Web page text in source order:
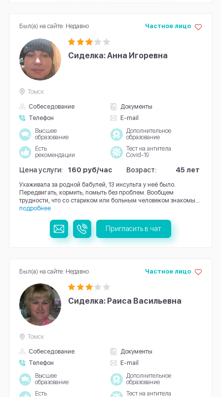
Сиделка: Анна Игоревна
Собеседование
Документы
Телефон
E-mail
Частное лицо
Томск
Высшее
образование
Дополнительное
образование
Есть
рекомендации
Тест на антитела
Covid-19
Цена услуги: 160 руб/час Возраст: 45 лет
Ухаживала за родной бабулей, 13 инсульта у неё было.
Передвигать, кормить, помыть без проблем. Вообщем
трудности, что со стариком или больным человеком знакомы...
подробнее
Был(а) на сайте: Недавно
Пригласить в чат
Сиделка: Раиса Васильевна
Собеседование
Документы
Телефон
E-mail
Частное лицо
Томск
Высшее
образование
Дополнительное
образование
Есть
Тест на антитела
Был(а) на сайте: Недавно